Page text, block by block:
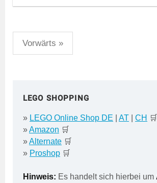
Seitennummerierung
der
Vorwärts »
LEGO SHOPPING
» LEGO Online Shop DE AT CH 🛒
»Amazon 🛒
»Alternate 🛒
» Proshop 🛒
Hinweis: Es handelt sich hierbei um